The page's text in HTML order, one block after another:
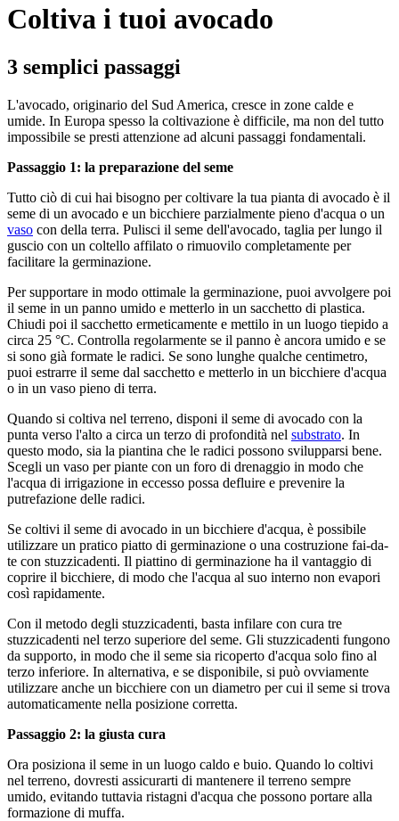
Coltiva i tuoi avocado
3 semplici passaggi
L'avocado, originario del Sud America, cresce in zone calde e
umide. In Europa spesso la coltivazione è difficile, ma non del tutto
impossibile se presti attenzione ad alcuni passaggi fondamentali.
Passaggio 1: la preparazione del seme
Tutto ciò di cui hai bisogno per coltivare la tua pianta di avocado è il
seme di un avocado e un bicchiere parzialmente pieno d'acqua o un
vaso con della terra. Pulisci il seme dell'avocado, taglia per lungo il
guscio con un coltello affilato o rimuovilo completamente per
facilitare la germinazione.
Per supportare in modo ottimale la germinazione, puoi avvolgere poi
il seme in un panno umido e metterlo in un sacchetto di plastica.
Chiudi poi il sacchetto ermeticamente e mettilo in un luogo tiepido a
circa 25 °C. Controlla regolarmente se il panno è ancora umido e se
si sono già formate le radici. Se sono lunghe qualche centimetro,
puoi estrarre il seme dal sacchetto e metterlo in un bicchiere d'acqua
o in un vaso pieno di terra.
Quando si coltiva nel terreno, disponi il seme di avocado con la
punta verso l'alto a circa un terzo di profondità nel substrato. In
questo modo, sia la piantina che le radici possono svilupparsi bene.
Scegli un vaso per piante con un foro di drenaggio in modo che
l'acqua di irrigazione in eccesso possa defluire e prevenire la
putrefazione delle radici.
Se coltivi il seme di avocado in un bicchiere d'acqua, è possibile
utilizzare un pratico piatto di germinazione o una costruzione fai-da-
te con stuzzicadenti. Il piattino di germinazione ha il vantaggio di
coprire il bicchiere, di modo che l'acqua al suo interno non evapori
così rapidamente.
Con il metodo degli stuzzicadenti, basta infilare con cura tre
stuzzicadenti nel terzo superiore del seme. Gli stuzzicadenti fungono
da supporto, in modo che il seme sia ricoperto d'acqua solo fino al
terzo inferiore. In alternativa, e se disponibile, si può ovviamente
utilizzare anche un bicchiere con un diametro per cui il seme si trova
automaticamente nella posizione corretta.
Passaggio 2: la giusta cura
Ora posiziona il seme in un luogo caldo e buio. Quando lo coltivi
nel terreno, dovresti assicurarti di mantenere il terreno sempre
umido, evitando tuttavia ristagni d'acqua che possono portare alla
formazione di muffa.